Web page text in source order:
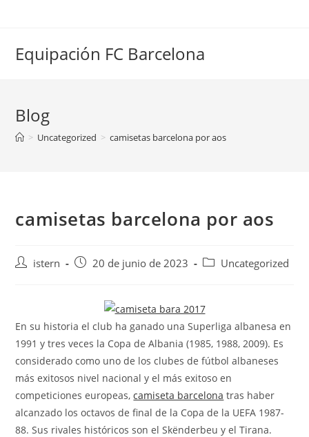
Equipación FC Barcelona
Blog
> Uncategorized > camisetas barcelona por aos
camisetas barcelona por aos
Autoristern
Publicación
entrada:
20 de junio de 2023
Categoría
entrada:
Uncategorized
En su historia el club ha ganado una Superliga albanesa en
1991 y tres veces la Copa de Albania (1985, 1988, 2009). Es
considerado como uno de los clubes de fútbol albaneses
más exitosos nivel nacional y el más exitoso en
competiciones europeas,camiseta barcelona tras haber
alcanzado los octavos de final de la Copa de la UEFA 1987-
88. Sus rivales históricos son el Skënderbeu y el Tirana.